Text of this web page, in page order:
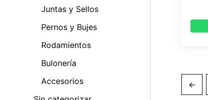
Juntas y Sellos
Pernos y Bujes
Rodamientos
Bulonería
Accesorios
←